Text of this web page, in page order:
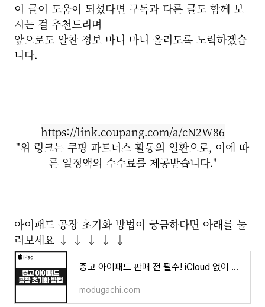
이 글이 도움이 되셨다면 구독과 다른 글도 함께 보
시는 걸 추천드리며
앞으로도 알찬 정보 마니 마니 올리도록 노력하겠습
니다.
https://link.coupang.com/a/cN2W86
"위 링크는 쿠팡 파트너스 활동의 일환으로, 이에 따
른 일정액의 수수료를 제공받습니다."
아이패드 공장 초기화 방법이 궁금하다면 아래를 눌
러보세요 ↓ ↓ ↓ ↓ ↓
중고 아이패드 판매 전 필수! iCloud 없이 안전하게 공장 초기화하는 법
modugachi.com